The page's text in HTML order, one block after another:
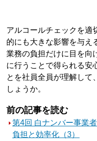
アルコールチェックを適
的にも大きな影響を与え
業務の負担だけに目を向
に行うことで得られる安
とを社員全員が理解して
しょうか。
前の記事を読む
第4回 白ナンバー事業
負担と効率化（3）